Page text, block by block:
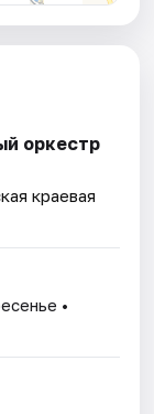
оркестр
краевая
•